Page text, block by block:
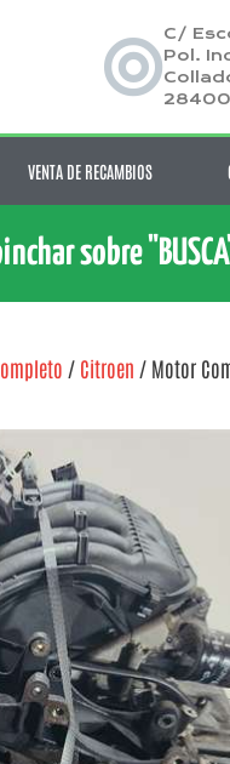
C/
Pol.
28400
VENTA DE RECAMBIOS
sobre
/ Citroen / Motor